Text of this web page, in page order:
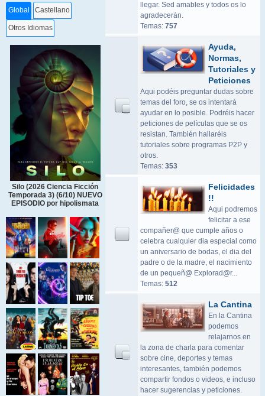
Global Castellano
Otros Idiomas
Silo (2026 Ciencia Ficción
Temporada 3) (6/10) NUEVO
EPISODIO por hipolismata
llegar. Sed amables y todos os lo
agradecerán.
Temas: 757
Ayuda,
Normas,
Tutoriales y
Peticiones
Aqui podéis preguntar dudas sobre
temas del foro, se os intentará
ayudar en lo posible. Podréis hacer
peticiones de películas que se os
resistan. También hallaréis
tutoriales sobre programas P2P y
otros.
Temas: 353
Felicidades
!!
Aqui podremos
felicitar a ese
compañer@ que cumple años o
celebra cualquier dia especial como
un aniversario de bodas, el dia del
padre o de la madre, el nacimiento
de un pequeñ@ Explorad@r...
Temas: 512
La Cantina
En la Cantina
podemos
relajarnos en
la zona de charla para comentar
sobre cine, deportes y temas
interesantes, también podemos
compartir fondos o videos, e incluso
hacer sugerencias y peticiones.